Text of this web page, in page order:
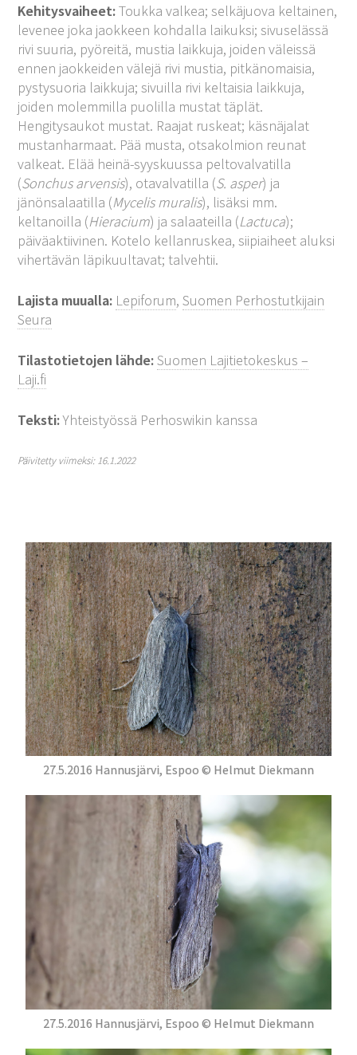
Kehitysvaiheet:Toukka valkea; selkäjuova keltainen,
levenee joka jaokkeen kohdalla laikuksi; sivuselässä
rivi suuria, pyöreitä, mustia laikkuja, joiden väleissä
ennen jaokkeiden välejä rivi mustia, pitkänomaisia,
pystysuoria laikkuja; sivuilla rivi keltaisia laikkuja,
joiden molemmilla puolilla mustat täplät.
Hengitysaukot mustat. Raajat ruskeat; käsnäjalat
mustanharmaat. Pää musta, otsakolmion reunat
valkeat. Elää heinä-syyskuussa peltovalvatilla
(Sonchus arvensis), otavalvatilla (S. asper) ja
jänönsalaatilla (Mycelis muralis), lisäksi mm.
keltanoilla (Hieracium) ja salaateilla (Lactuca);
päiväaktiivinen. Kotelo kellanruskea, siipiaiheet aluksi
vihertävän läpikuultavat; talvehtii.
Lajista muualla: Lepiforum,Suomen Perhostutkijain
Seura
Tilastotietojen lähde:Suomen Lajitietokeskus –
Laji.fi
Teksti:Yhteistyössä Perhoswikin kanssa
Päivitetty viimeksi: 16.1.2022
27.5.2016 Hannusjärvi, Espoo © Helmut Diekmann
27.5.2016 Hannusjärvi, Espoo © Helmut Diekmann